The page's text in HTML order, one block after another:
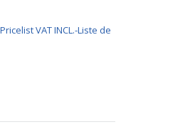
VAT INCL.-Liste de